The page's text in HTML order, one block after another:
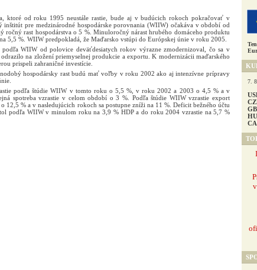
ktoré od roku 1995 neustále rastie, bude aj v budúcich rokoch pokračovať v
inštitút pre medzinárodné hospodárske porovnania (WIIW) očakáva v období od
ročný rast hospodárstva o 5 %. Minuloročný nárast hrubého domáceho produktu
5,5 %. WIIW predpokladá, že Maďarsko vstúpi do Európskej únie v roku 2005.
podľa WIIW od polovice deväťdesiatych rokov výrazne zmodernizoval, čo sa v
na zložení priemyselnej produkcie a exportu. K modernizácii maďarského
prispeli zahraničné investície.
hospodársky rast budú mať voľby v roku 2002 ako aj intenzívne prípravy
podľa štúdie WIIW v tomto roku o 5,5 %, v roku 2002 a 2003 o 4,5 % a v
spotreba vzrastie v celom období o 3 %. Podľa štúdie WIIW vzrastie export
12,5 % a v nasledujúcich rokoch sa postupne zníži na 11 %. Deficit bežného účtu
podľa WIIW v minulom roku na 3,9 % HDP a do roku 2004 vzrastie na 5,7 %
7.